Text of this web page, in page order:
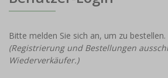
Bitte melden Sie sich an, um zu bestellen.
(Registrierung und Bestellungen
Wiederverkäufer.)